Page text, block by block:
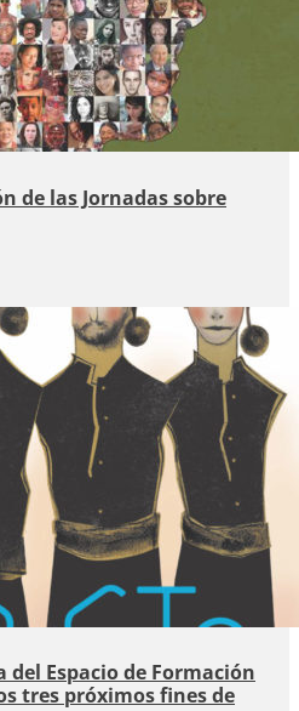
de las Jornadas sobre
Espacio de Formación
tres próximos fines de